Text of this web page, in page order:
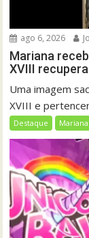
ago 6, 2026
Mariana
XVIII
Uma imagem
XVIII e
Destaque Mariana